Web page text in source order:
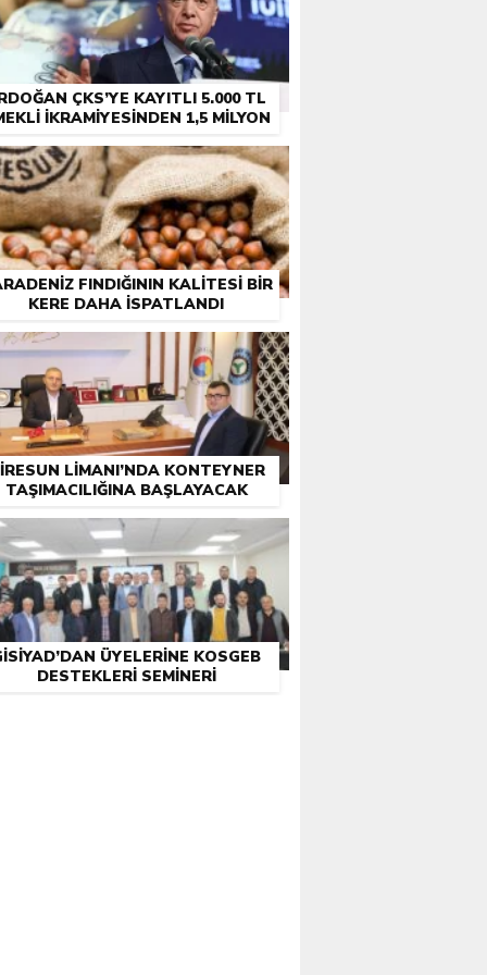
ÇKS’YE KAYITLI 5.000 TL
İKRAMIYESINDEN 1,5 MILYON
FINDIĞININ KALITESI BIR
KERE DAHA ISPATLANDI
LIMANI’NDA KONTEYNER
TAŞIMACILIĞINA BAŞLAYACAK
ÜYELERINE KOSGEB
DESTEKLERI SEMINERI